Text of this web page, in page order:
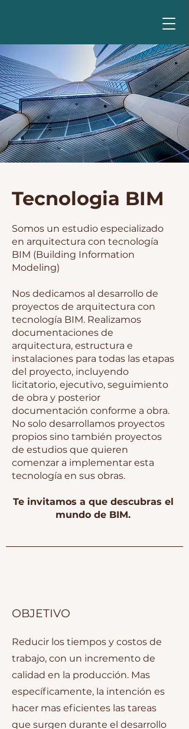
Tecnologia BIM
Somos un estudio especializado
en arquitectura con tecnología
BIM (Building Information
Modeling)
Nos dedicamos al desarrollo de
proyectos de arquitectura con
tecnología BIM. Realizamos
documentaciones de
arquitectura, estructura e
instalaciones para todas las etapas
del proyecto, incluyendo
licitatorio, ejecutivo, seguimiento
de obra y posterior
documentación conforme a obra.
No solo desarrollamos proyectos
propios sino también proyectos
de estudios que quieren
comenzar a implementar esta
tecnología en sus obras.
Te invitamos a que descubras el
mundo de BIM.
OBJETIVO
Reducir los tiempos y costos de
trabajo, con un incremento de
calidad en la producción. Mas
específicamente, la intención es
hacer mas eficientes las tareas
que surgen durante el desarrollo